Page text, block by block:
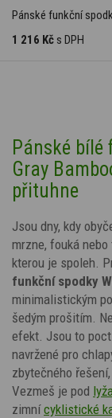
Pánské funkční
1 216 Kč s DPH
Pánské bílé
Gray
přituhne
Jsou dny, kdy
mrzne, fouká
kterou je spoleh.
funkční spodky
minimalistickým
šedým prošitím
efekt. Jsou to
navržené pro
zbytečného
Vezmeš je pod
zimní cyklistické